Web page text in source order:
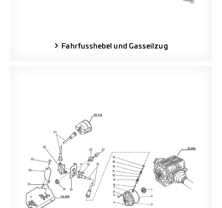
Fahrfusshebel und Gasseilzug